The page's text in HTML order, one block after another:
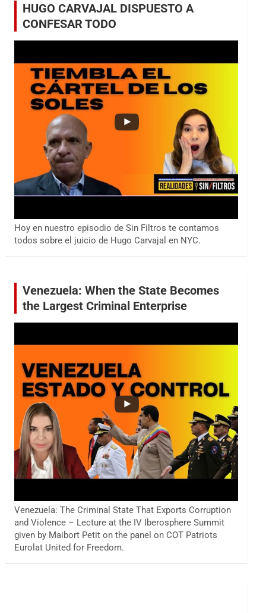
HUGO CARVAJAL DISPUESTO A
CONFESAR TODO
Hoy en nuestro episodio de Sin Filtros te contamos
todos sobre el juicio de Hugo Carvajal en NYC.
Venezuela: When the State Becomes
the Largest Criminal Enterprise
Venezuela: The Criminal State That Exports Corruption
and Violence – Lecture at the IV Iberosphere Summit
given by Maibort Petit on the panel on COT Patriots
Eurolat United for Freedom.